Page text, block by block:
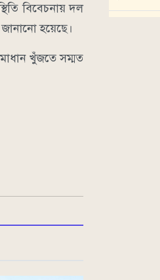
বিবেচনায় দল
হয়েছে।
খুঁজতে সম্মত